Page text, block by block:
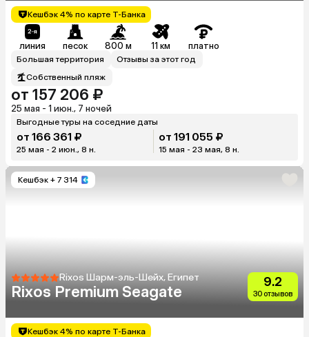
Кешбэк 4% по карте Т-Банка
линия песок 800 м 11 км платно
Большая территория
Отзывы за этот год
Собственный пляж
от 157 206 ₽
25 мая - 1 июн., 7 ночей
Выгодные туры на соседние даты
от 166 361 ₽
25 мая - 2 июн., 8 н.
от 191 055 ₽
15 мая - 23 мая, 8 н.
Кешбэк + 7 314
Rixos Шарм-эль-Шейх, Египет
Rixos Premium Seagate
9.2
30 отзывов
Кешбэк 4% по карте Т-Банка